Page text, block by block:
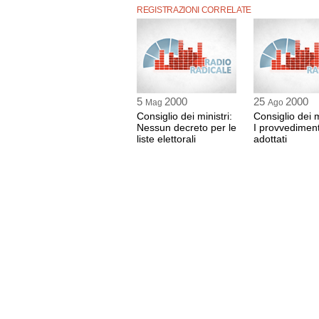
REGISTRAZIONI CORRELATE
5 Mag 2000
Consiglio dei ministri:
Nessun decreto per le
liste elettorali
25 Ago 2000
Consiglio dei
I
adottati